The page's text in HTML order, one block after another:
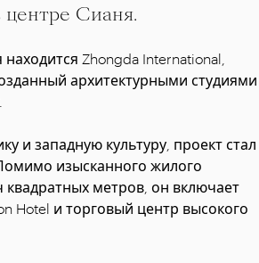
Сианя.
Zhongda International,
архитектурными студиями
и западную культуру, проект стал
изысканного жилого
метров, он включает
Hotel и торговый центр высокого